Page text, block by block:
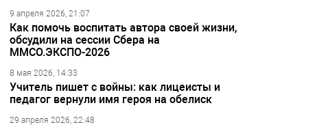
9 апреля 2026, 21:07
Как помочь воспитать автора своей жизни,
обсудили на сессии Сбера на
ММСО.ЭКСПО-2026
8 мая 2026, 14:33
Учитель пишет с войны: как лицеисты и
педагог вернули имя героя на обелиск
29 апреля 2026, 22:48